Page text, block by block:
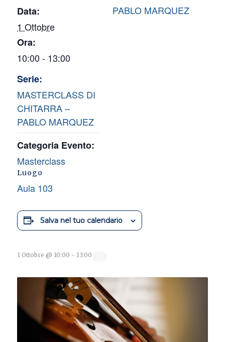
Data:
1 Ottobre
Ora:
10:00 - 13:00
Serie:
MASTERCLASS DI
CHITARRA –
PABLO MARQUEZ
Categoria Evento:
Masterclass
Luogo
Aula 103
PABLO MARQUEZ
Salva nel tuo calendario
1 Ottobre @ 10:00 - 13:00